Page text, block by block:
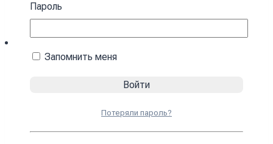
Спальный мешок с капюшоном “Кокон”
В корзину
Пароль
Запомнить меня
Потеряли пароль?